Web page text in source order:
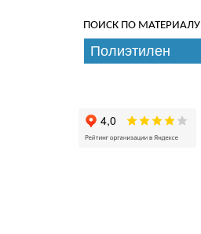
ПОИСК ПО МАТЕРИАЛУ